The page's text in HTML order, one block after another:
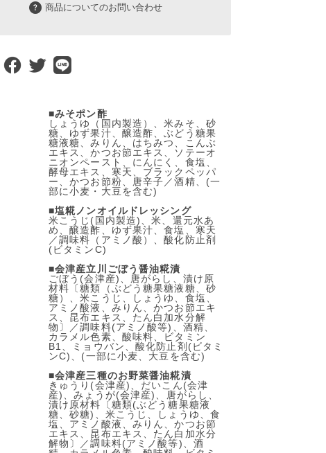
商品についてのお問い合わせ
■みそポン酢
しょうゆ（国内製造）、米みそ、砂
糖、ゆず果汁、醸造酢、ぶどう糖果
糖液糖、みりん、はちみつ、こんぶ
エキス、かつお節エキス、ソテーオ
ニオンペースト、にんにく、食塩、
酵母エキス、寒天、ブラックペッパ
ー、かつお節粉、唐辛子／酒精、(一
部に小麦・大豆を含む)
■塩糀ノンオイルドレッシング
米こうじ(国内製造)、米、還元水あ
め、醸造酢、ゆず果汁、食塩、寒天
／調味料（アミノ酸）、酸化防止剤
(ビタミンC)
■会津産立川ごぼう醤油糀漬
ごぼう(会津産)、唐がらし、漬け原
材料〔糖類（ぶどう糖果糖液糖、砂
糖）、米こうじ、しょうゆ、食塩、
アミノ酸液、みりん、かつお節エキ
ス、昆布エキス、たん白加水分解
物〕／調味料(アミノ酸等)、酒精、
カラメル色素、酸味料、ビタミン
B1、ミョウバン、酸化防止剤(ビタミ
ンC)、(一部に小麦、大豆を含む)
■会津産三種のお野菜醤油糀漬
きゅうり(会津産)、だいこん(会津
産)、みょうが(会津産)、唐がらし、
漬け原材料〔糖類(ぶどう糖果糖液
糖、砂糖)、米こうじ、しょうゆ、食
塩、アミノ酸液、みりん、かつお節
エキス、昆布エキス、たん白加水分
解物〕／調味料(アミノ酸等)、酒